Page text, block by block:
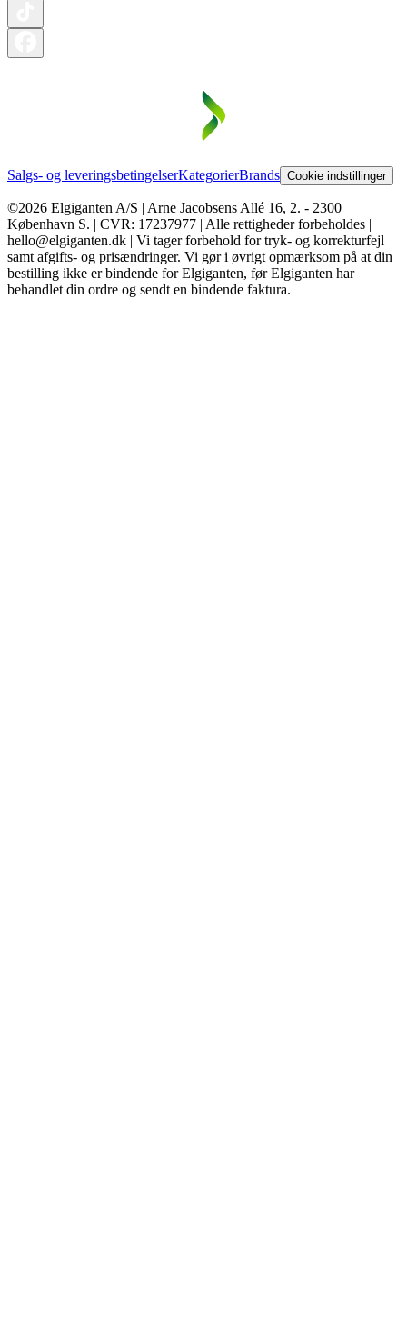
Salgs- og leveringsbetingelserKategorierBrands Cookie indstillinger
©2026 Elgiganten A/S | Arne Jacobsens Allé 16, 2. - 2300
København S. | CVR: 17237977 | Alle rettigheder forbeholdes |
hello@elgiganten.dk | Vi tager forbehold for tryk- og korrekturfejl
samt afgifts- og prisændringer. Vi gør i øvrigt opmærksom på at din
bestilling ikke er bindende for Elgiganten, før Elgiganten har
behandlet din ordre og sendt en bindende faktura.